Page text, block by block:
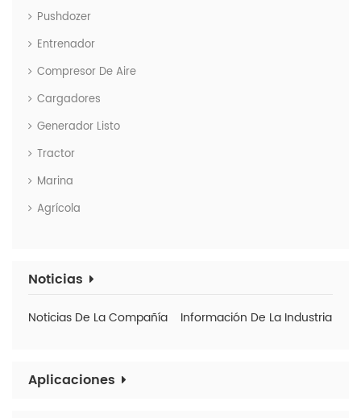
Pushdozer
Entrenador
Compresor De Aire
Cargadores
Generador Listo
Tractor
Marina
Agrícola
Noticias
Noticias De La Compañía Información De La Industria
Aplicaciones